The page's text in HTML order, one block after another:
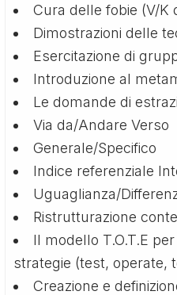
Cura delle fobie (V/K
Dimostrazioni delle
Esercitazione di
Introduzione al
Le domande di
Via da/Andare Verso
Generale/Specifico
Indice referenziale
Uguaglianza/
Ristrutturazione
Il modello T.O.T.E
strategie (test, operate,
Creazione e